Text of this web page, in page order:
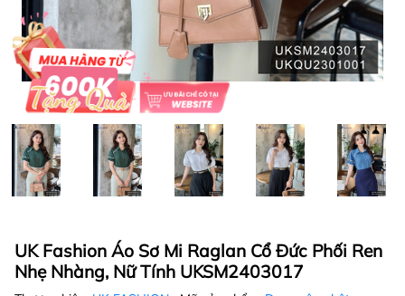
UK Fashion Áo Sơ Mi Raglan Cổ Đức Phối Ren
Nhẹ Nhàng, Nữ Tính UKSM2403017